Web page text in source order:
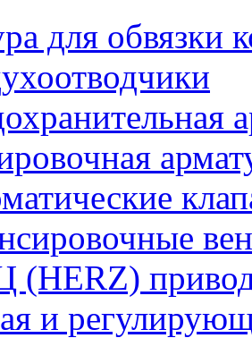
для обвязки
(HERZ)
и